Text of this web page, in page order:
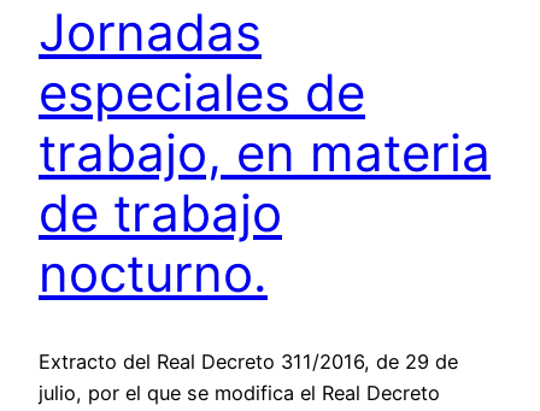
Jornadas
especiales de
trabajo, en materia
de trabajo
nocturno.
Extracto del Real Decreto 311/2016, de 29 de
julio, por el que se modifica el Real Decreto